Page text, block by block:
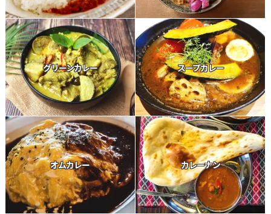
グリーンカレー スープカレー
オムカレー カレーナン